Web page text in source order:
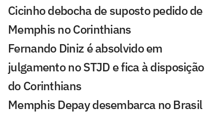
Cicinho debocha de suposto pedido de
Memphis no Corinthians
Fernando Diniz é absolvido em
julgamento no STJD e fica à disposição
do Corinthians
Memphis Depay desembarca no Brasil